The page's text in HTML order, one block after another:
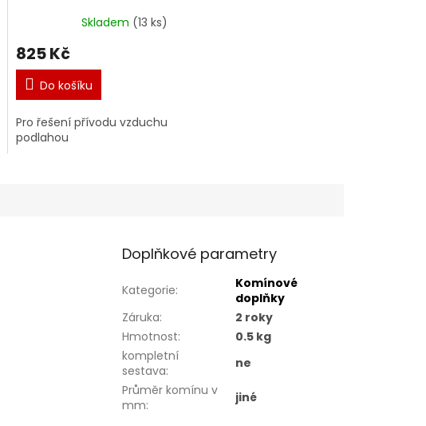
Skladem (13 ks)
825 Kč
Do košíku
Pro řešení přívodu vzduchu
podlahou
Doplňkové parametry
Kategorie:
Komínové
doplňky
Záruka:
2 roky
Hmotnost:
0.5 kg
kompletní
sestava:
ne
Průměr komínu v
mm: jiné